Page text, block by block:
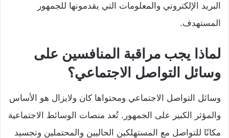
البريد الإلكتروني والمعلومات التي يقدمونها للجمهور
المستهدف.
لماذا يجب مراقبة المنافسين على
وسائل التواصل الاجتماعي؟
وسائل التواصل الاجتماعي ومحتواها كان ولايزال هو الأساس
والمؤثر الكبير على الجمهور. تُعد منصات الوسائط الاجتماعية
مكانًا للتواصل مع المستهلكين الحاليين والمحتملين وتجسيد